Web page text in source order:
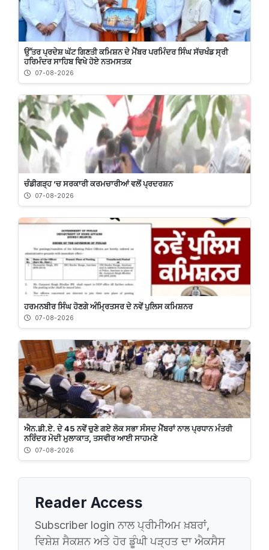
ਉੱਤਰ ਪ੍ਰਦੇਸ਼ ਘੱਟ ਗਿਣਤੀ ਕਮਿਸ਼ਨ ਦੇ ਮੈਂਬਰ ਪਰਮਿੰਦਰ ਸਿੰਘ ਸੱਚਖੰਡ ਸ੍ਰੀ
ਹਰਿਮੰਦਰ ਸਾਹਿਬ ਵਿਖੇ ਹੋਏ ਨਤਮਸਤਕ
07-08-2026
ਚੰਡੀਗੜ੍ਹ ’ਚ ਸਰਕਾਰੀ ਕਰਮਚਾਰੀਆਂ ਵਲੋਂ ਪ੍ਰਦਰਸ਼ਨ
07-08-2026
ਹਰਮਨਬੀਰ ਸਿੰਘ ਹੋਣਗੇ ਅੰਮ੍ਰਿਤਸਰ ਦੇ ਨਵੇਂ ਪੁਲਿਸ ਕਮਿਸ਼ਨਰ
07-08-2026
ਐਨ.ਡੀ.ਏ. ਦੇ 45 ਨਵੇਂ ਚੁਣੇ ਗਏ ਲੋਕ ਸਭਾ ਸੰਸਦ ਮੈਂਬਰਾਂ ਨਾਲ ਪ੍ਰਧਾਨ ਮੰਤਰੀ
ਨਰਿੰਦਰ ਮੋਦੀ ਮੁਲਾਕਾਤ, ਤਸਵੀਰ ਆਈ ਸਾਹਮਣੇ
07-08-2026
Reader Access
Subscriber login ਨਾਲ ਪ੍ਰੀਮੀਅਮ ਖ਼ਬਰਾਂ,
ਵਿਸ਼ੇਸ਼ ਸੈਕਸ਼ਨ ਅਤੇ ਹੋਰ ਡੂੰਘੀ ਪੜ੍ਹਤ ਦਾ ਐਕਸੈਸ